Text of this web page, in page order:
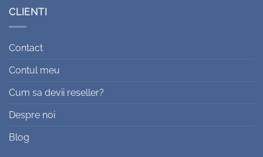
CLIENTI
Contact
Contul meu
Cum sa devii reseller?
Despre noi
Blog